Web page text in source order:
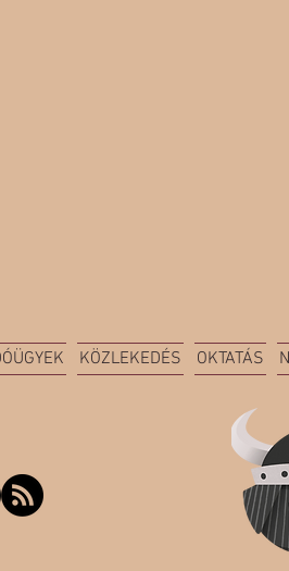
KÖZLEKEDÉS OKTATÁS